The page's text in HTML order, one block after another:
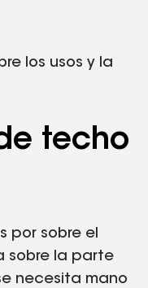
los usos y la
techo
por sobre el
sobre la parte
necesita mano